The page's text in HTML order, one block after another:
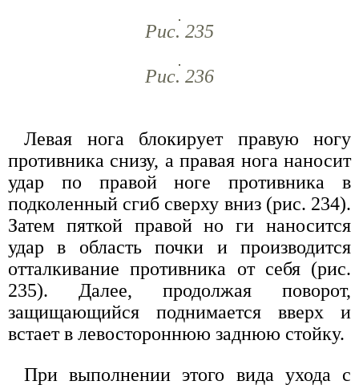
Рис. 235
Рис. 236
Левая нога блокирует правую ногу
противника снизу, а правая нога наносит
удар по правой ноге противника в
подколенный сгиб сверху вниз (рис. 234).
Затем пяткой правой но ги наносится
удар в область почки и производится
отталкивание противника от себя (рис.
235). Далее, продолжая поворот,
защищающийся поднимается вверх и
встает в левостороннюю заднюю стойку.
При выполнении этого вида ухода с